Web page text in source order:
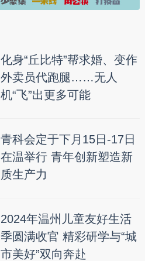
化身“丘比特”帮求婚、变作
外卖员代跑腿……无人
机“飞”出更多可能
青科会定于下月15日-17日
在温举行 青年创新塑造新
质生产力
2024年温州儿童友好生活
季圆满收官 精彩研学与“城
市美好”双向奔赴